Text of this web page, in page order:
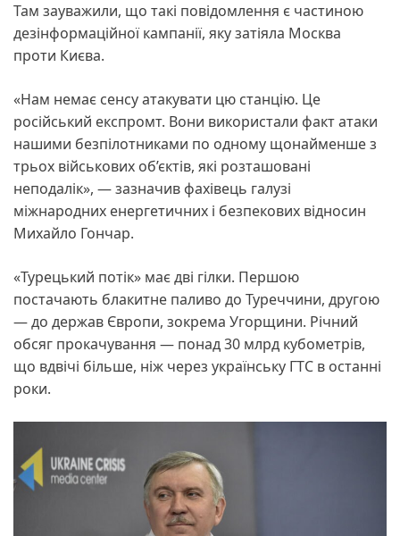
Там зауважили, що такі повідомлення є частиною
дезінформаційної кампанії, яку затіяла Москва
проти Києва.
«Нам немає сенсу атакувати цю станцію. Це
російський експромт. Вони використали факт атаки
нашими безпілотниками по одному щонайменше з
трьох військових об’єктів, які розташовані
неподалік», — зазначив фахівець галузі
міжнародних енергетичних і безпекових відносин
Михайло Гончар.
«Турецький потік» має дві гілки. Першою
постачають блакитне паливо до Туреччини, другою
— до держав Європи, зокрема Угорщини. Річний
обсяг прокачування — понад 30 млрд кубометрів,
що вдвічі більше, ніж через українську ГТС в останні
роки.